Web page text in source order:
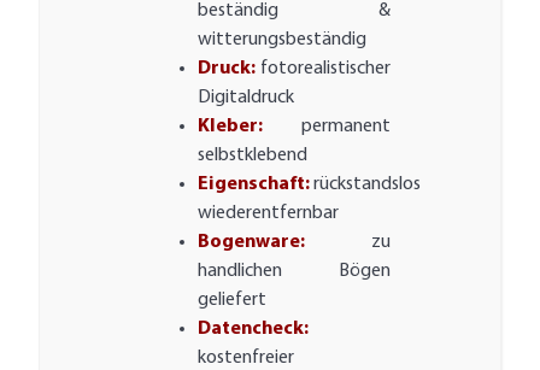
beständig &
witterungsbeständig
Druck:fotorealistischer
Digitaldruck
Kleber:permanent
selbstklebend
Eigenschaft:rückstandslos
wiederentfernbar
Bogenware:zu
handlichen Bögen
geliefert
Datencheck:
kostenfreier